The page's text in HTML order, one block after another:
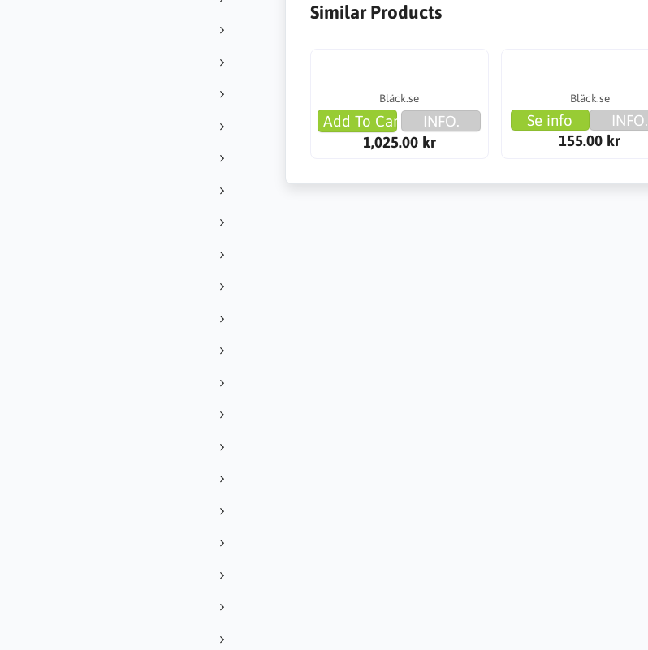
Similar Products
Bläck.se
Add To Cart
INFO.
1,025.00 kr
Bläck.se
Se info
INFO.
155.00 kr